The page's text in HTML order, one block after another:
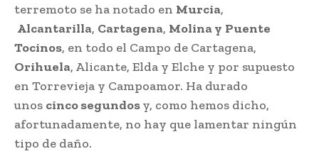
terremoto se ha notado en Murcia,
Alcantarilla, Cartagena, Molina y Puente
Tocinos, en todo el Campo de Cartagena,
Orihuela, Alicante, Elda y Elche y por supuesto
en Torrevieja y Campoamor. Ha durado
unos cinco segundosy, como hemos dicho,
afortunadamente, no hay que lamentar ningún
tipo de daño.